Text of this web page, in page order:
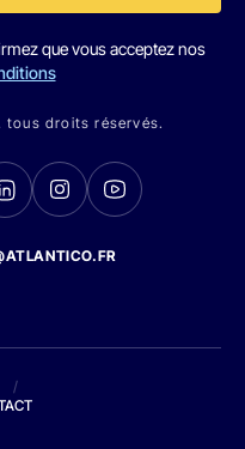
que vous acceptez nos
tous droits réservés.
/